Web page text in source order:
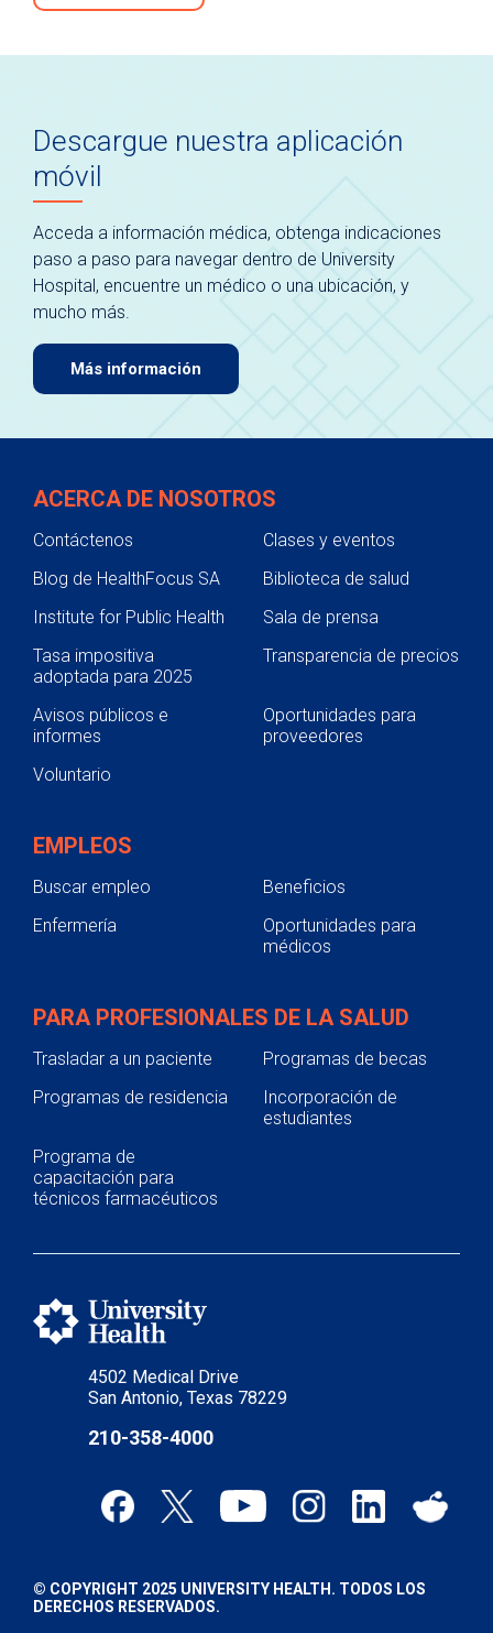
Descargue nuestra aplicación
móvil
Acceda a información médica, obtenga indicaciones
paso a paso para navegar dentro de University
Hospital, encuentre un médico o una ubicación, y
mucho más.
Más información
4502 Medical Drive
San Antonio, Texas 78229
210-358-4000
ACERCA DE NOSOTROS
Contáctenos
Clases y eventos
Blog de HealthFocus SA
Biblioteca de salud
Institute for Public Health
Sala de prensa
Tasa impositiva
adoptada para 2025
Transparencia de precios
Avisos públicos e
informes
Oportunidades para
proveedores
Voluntario
EMPLEOS
Buscar empleo
Beneficios
Enfermería
Oportunidades para
médicos
PARA PROFESIONALES DE LA SALUD
Trasladar a un paciente
Programas de becas
Programas de residencia
Incorporación de
estudiantes
Programa de
capacitación para
técnicos farmacéuticos
© COPYRIGHT 2025 UNIVERSITY HEALTH. TODOS LOS
DERECHOS RESERVADOS.